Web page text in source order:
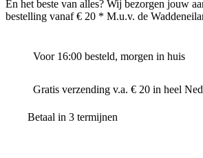
En het beste van alles? Wij bezorgen jouw
bestelling vanaf € 20 * M.u.v. de
Voor 16:00 besteld, morgen in huis
Gratis verzending v.a. € 20 in heel
Betaal in 3 termijnen